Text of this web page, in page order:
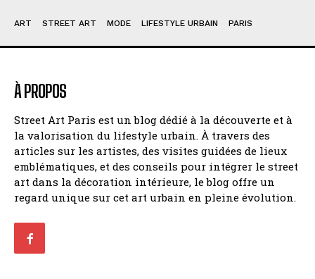
ART STREET ART MODE LIFESTYLE URBAIN PARIS
À PROPOS
Street Art Paris est un blog dédié à la découverte et à
la valorisation du lifestyle urbain. À travers des
articles sur les artistes, des visites guidées de lieux
emblématiques, et des conseils pour intégrer le street
art dans la décoration intérieure, le blog offre un
regard unique sur cet art urbain en pleine évolution.